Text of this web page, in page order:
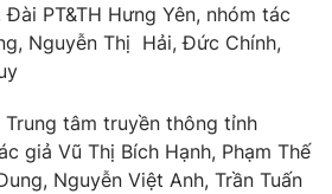
PT&TH Hưng Yên, nhóm tác
Nguyễn Thị Hải, Đức Chính,
Trung tâm truyền thông tỉnh
giả Vũ Thị Bích Hạnh, Phạm Thế
Nguyễn Việt Anh, Trần Tuấn